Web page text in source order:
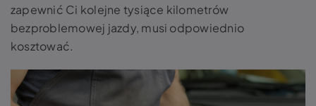
zapewnić Ci kolejne tysiące kilometrów
bezproblemowej jazdy, musi odpowiednio
kosztować.